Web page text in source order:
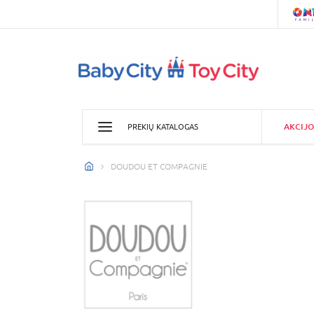
PREKIŲ KATALOGAS
DOUDOU ET COMPAGNIE